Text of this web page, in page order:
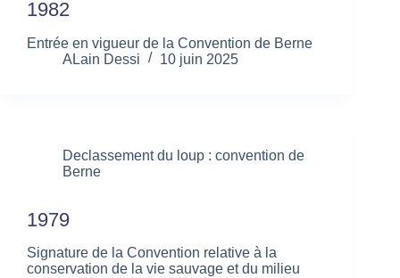
1982
Entrée en vigueur de la Convention de Berne
ALain Dessi
10 juin 2025
Declassement du loup : convention de
Berne
1979
Signature de la Convention relative à la
conservation de la vie sauvage et du milieu